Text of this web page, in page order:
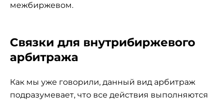
межбиржевом.
Связки для внутрибиржевого
арбитража
Как мы уже говорили, данный вид арбитраж
подразумевает, что все действия выполняются